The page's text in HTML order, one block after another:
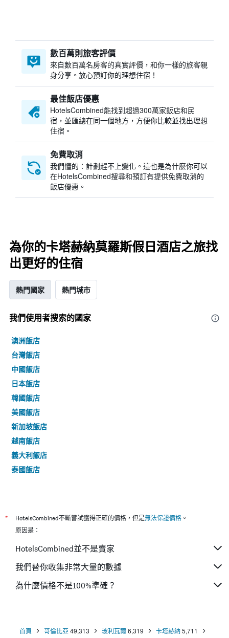
數百萬則旅客評價
來自數百萬名房客的真實評價，和你一樣的旅客親
身分享。放心預訂你的理想住宿！
最佳飯店優惠
HotelsCombined​能找到超過300萬家飯店和民
宿，並匯總在同一個地方，方便你比較並找出理想
住宿。
免費取消
我們懂的：計劃趕不上變化。這也是為什麼你可以
在HotelsCombined搜尋和預訂有提供免費取消的
飯店優惠。
為你的卡塔赫納莫羅斯假日酒店之旅找
出更好的住宿
熱門國家 熱門城市
我們使用者搜索的國家
澳洲飯店
台灣飯店
中國飯店
日本飯店
韓國飯店
美國飯店
新加坡飯店
越南飯店
義大利飯店
泰國飯店
* HotelsCombined不斷嘗試獲得正確的價格，但是無法保證價格 。
原因是：
HotelsCombined並不是賣家
我們替你收集非常大量的數據
為什麼價格不是100%準確？
首頁 哥倫比亞 49,313 玻利瓦爾 6,319 卡塔赫納 5,711